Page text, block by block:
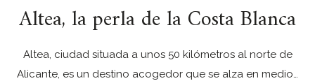
Altea, la perla de la Costa Blanca
Altea, ciudad situada a unos 50 kilómetros al norte de
Alicante, es un destino acogedor que se alza en medio…